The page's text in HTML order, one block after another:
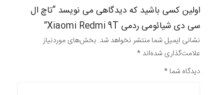
اولین کسی باشید که دیدگاهی می نویسد “تاچ ال
سی دی شیائومی ردمی Xiaomi Redmi 9T”
نشانی ایمیل شما منتشر نخواهد شد. بخش‌های موردنیاز
علامت‌گذاری شده‌اند *
دیدگاه شما*